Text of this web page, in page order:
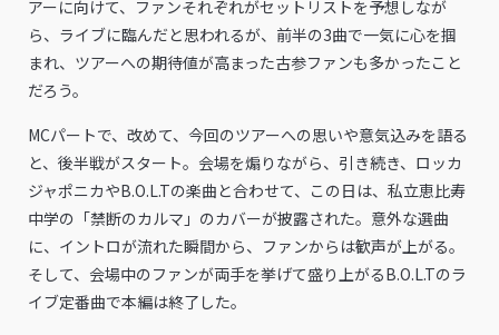
アーに向けて、ファンそれぞれがセットリストを予想しなが
ら、ライブに臨んだと思われるが、前半の3曲で一気に心を掴
まれ、ツアーへの期待値が高まった古参ファンも多かったこと
だろう。
MCパートで、改めて、今回のツアーへの思いや意気込みを語る
と、後半戦がスタート。会場を煽りながら、引き続き、ロッカ
ジャポニカやB.O.L.Tの楽曲と合わせて、この日は、私立恵比寿
中学の「禁断のカルマ」のカバーが披露された。意外な選曲
に、イントロが流れた瞬間から、ファンからは歓声が上がる。
そして、会場中のファンが両手を挙げて盛り上がるB.O.L.Tのラ
イブ定番曲で本編は終了した。